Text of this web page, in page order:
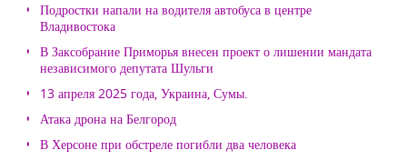
Подростки напали на водителя автобуса в центре
Владивостока
В Заксобрание Приморья внесен проект о лишении мандата
независимого депутата Шульги
13 апреля 2025 года, Украина, Сумы.
Атака дрона на Белгород
В Херсоне при обстреле погибли два человека